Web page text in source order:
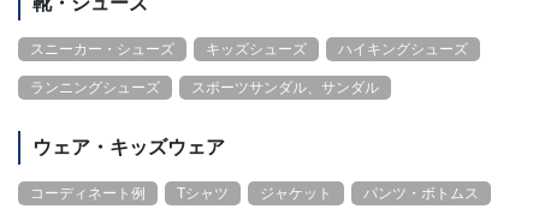
スニーカー・シューズ キッズシューズ ハイキングシューズ
ランニングシューズ スポーツサンダル、サンダル
ウェア・キッズウェア
コーディネート例 Tシャツ ジャケット パンツ・ボトムス